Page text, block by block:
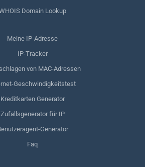
Domain Lookup
Meine IP-Adresse
IP-Tracker
von MAC-Adressen
Geschwindigkeitstest
Kreditkarten Generator
Zufallsgenerator für IP
Generator
Faq